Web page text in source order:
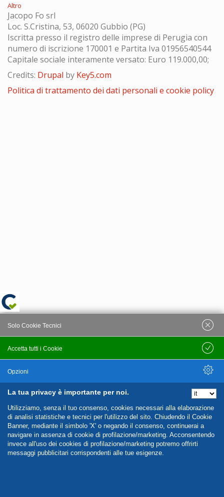
Altro
Jacopo Fo srl
Loc. S.Cristina, 53, 06020 Gubbio (PG)
Iscritta presso il registro delle imprese di Perugia con
numero di iscrizione 170001 e Partita Iva 01956540544
Capitale sociale interamente versato: Euro 119.000,00;
Credits: Drupal by Key5.com
Politica di trattamento dei dati personali e cookie policy
La tua privacy è importante per noi.
Utilizziamo, senza il tuo consenso, cookies necessari alla elaborazione
di analisi statistiche e tecnici per l'utilizzo del sito. Chiudendo il Cookie
Banner, mediante il simbolo 'X' o negando il consenso, continuerai a
navigare in assenza di cookie di profilazione/marketing. Acconsentendo
invece all'uso dei cookies di profilazione/marketing potremo offrirti
messaggi pubblicitari corrispondenti alle tue esigenze.
Accetta tutti i Cookie
Solo Cookie Tecnici
Salva
Opzioni
Nascondi Opzioni